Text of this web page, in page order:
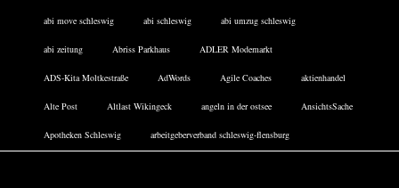
abi move schleswig abi schleswig abi umzug schleswig
abi zeitung Abriss Parkhaus ADLER Modemarkt
ADS-Kita Moltkestraße AdWords Agile Coaches aktienhandel
Alte Post Altlast Wikingeck angeln in der ostsee AnsichtsSache
Apotheken Schleswig arbeitgeberverband schleswig-flensburg